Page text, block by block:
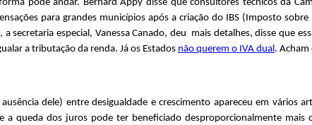
pode andar. Bernard Appy disse que consultores técnicos da
para grandes municípios após a criação do IBS (Imposto
a secretaria especial, Vanessa Canado, deu mais detalhes, disse que
a tributação da renda. Já os Estados não querem o IVA dual .
dele) entre desigualdade e crescimento apareceu em vários
a queda dos juros pode ter beneficiado desproporcionalmente